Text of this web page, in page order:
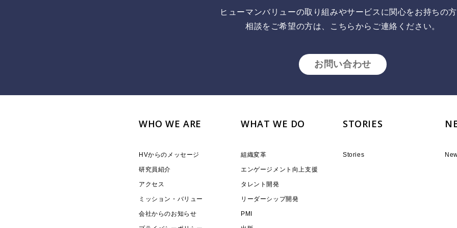
ヒューマンバリューの取り組みやサービスに関心をお持ちの方
相談をご希望の方は、こちらからご連絡ください。
お問い合わせ
WHO WE ARE
HVからのメッセージ
研究員紹介
アクセス
ミッション・バリュー
会社からのお知らせ
WHAT WE DO
組織変革
エンゲージメント向上支援
タレント開発
リーダーシップ開発
PMI
STORIES
Stories